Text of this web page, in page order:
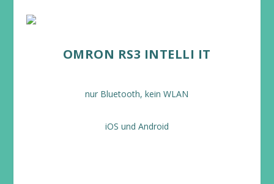
OMRON RS3 INTELLI IT
nur Bluetooth, kein WLAN
iOS und Android